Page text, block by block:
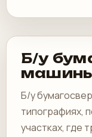
Б/у
Б/у
типографиях,
участках, где